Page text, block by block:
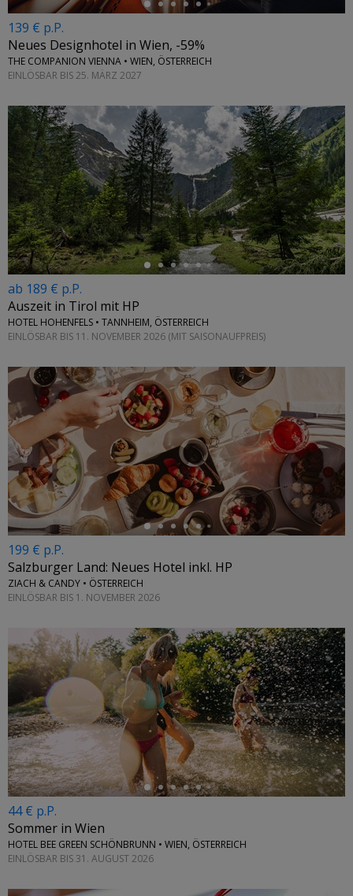
139 € p.P.
Neues Designhotel in Wien, -59%
THE COMPANION VIENNA • WIEN, ÖSTERREICH
EINLÖSBAR BIS 25. MÄRZ 2027
←
ab 189 € p.P.
Auszeit in Tirol mit HP
HOTEL HOHENFELS • TANNHEIM, ÖSTERREICH
EINLÖSBAR BIS 11. NOVEMBER 2026 (MIT SAISONAUFPREIS)
←
199 € p.P.
Salzburger Land: Neues Hotel inkl. HP
ZIACH & CANDY • ÖSTERREICH
EINLÖSBAR BIS 1. NOVEMBER 2026
←
44 € p.P.
Sommer in Wien
HOTEL BEE GREEN SCHÖNBRUNN • WIEN, ÖSTERREICH
EINLÖSBAR BIS 31. AUGUST 2026